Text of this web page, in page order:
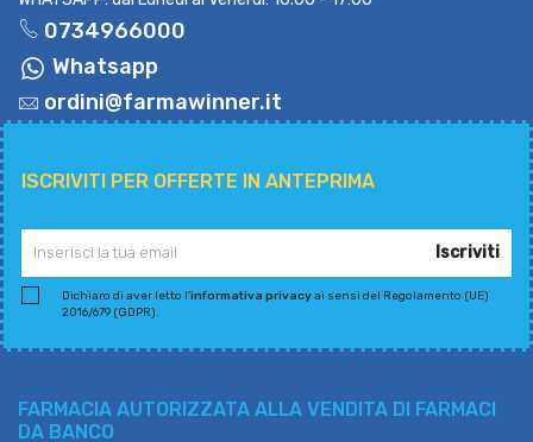
0734966000
Whatsapp
ordini@farmawinner.it
ISCRIVITI PER OFFERTE IN ANTEPRIMA
Iscriviti
Dichiaro di aver letto l'informativa privacyai sensi del Regolamento (UE)
2016/679 (GDPR).
FARMACIA AUTORIZZATA ALLA VENDITA DI FARMACI
DA BANCO